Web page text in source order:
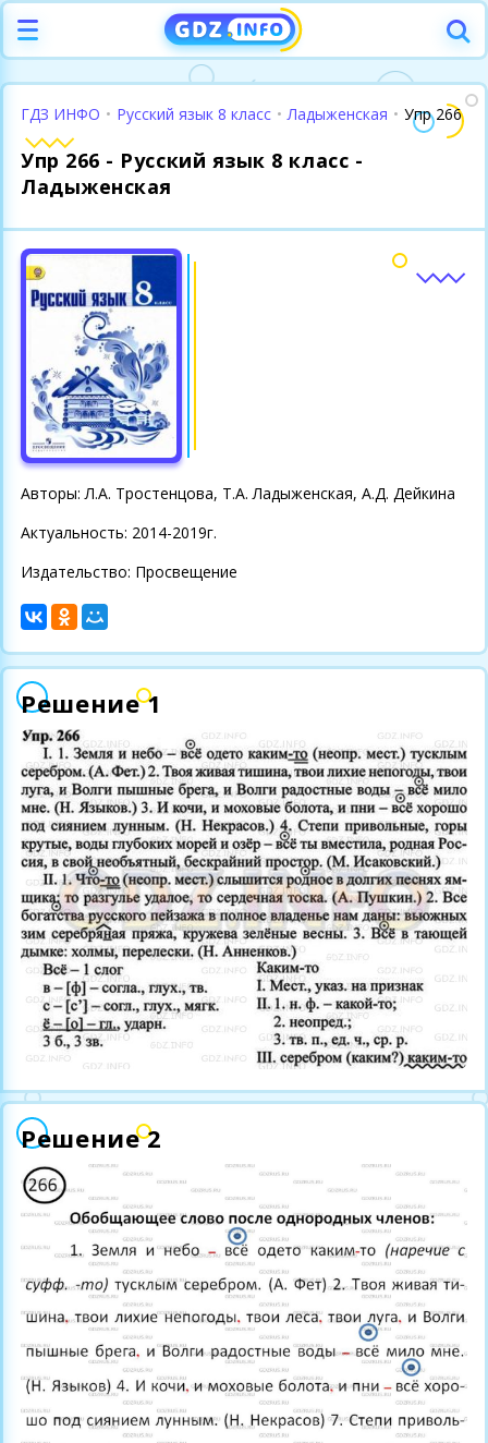
ГДЗ ИНФО • Русский язык 8 класс • Ладыженская • Упр 266
Упр 266 - Русский язык 8 класс -
Ладыженская
Авторы: Л.А. Тростенцова, Т.А. Ладыженская, А.Д. Дейкина
Актуальность: 2014-2019г.
Издательство: Просвещение
Решение 1
Решение 2